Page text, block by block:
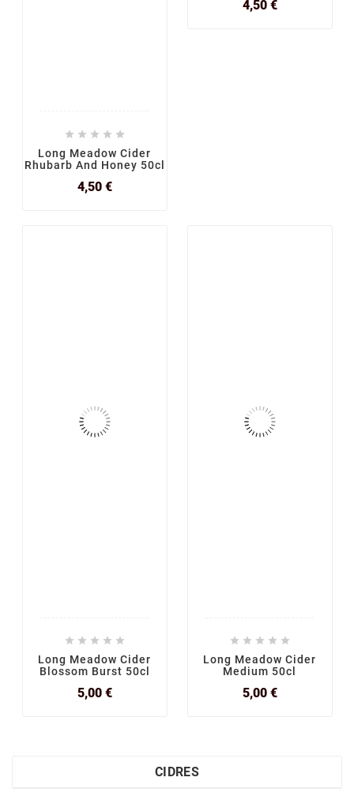
    
Long Meadow Cider
Rhubarb And Honey 50cl
4,50 €Prix
4,50 €Prix
    
Long Meadow Cider
Blossom Burst 50cl
5,00 €Prix
    
Long Meadow Cider
Medium 50cl
5,00 €Prix
CIDRES